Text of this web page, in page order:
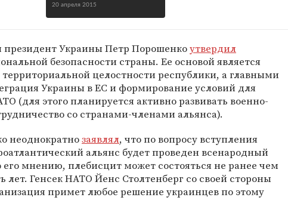
20 апреля 2015
президент Украины Петр Порошенкоутвердил
безопасности страны. Ее основой является
территориальной целостности республики, а главными
Украины в ЕС и формирование условий для
(для этого планируется активно развивать военно-
со странами-членами альянса).
неоднократнозаявлял, что по вопросу вступления
альянс будет проведен всенародный
мнению, плебисцит может состояться не ранее чем
лет. Генсек НАТО Йенс Столтенберг со своей стороны
примет любое решение украинцев по этому